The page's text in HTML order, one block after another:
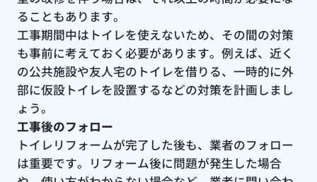
ることもあります。
工事期間中はトイレを使えないため、その間の対策
も事前に考えておく必要があります。例えば、近く
の公共施設や友人宅のトイレを借りる、一時的に外
部に仮設トイレを設置するなどの対策を計画しまし
ょう。
工事後のフォロー
トイレリフォームが完了した後も、業者のフォロー
は重要です。リフォーム後に問題が発生した場合